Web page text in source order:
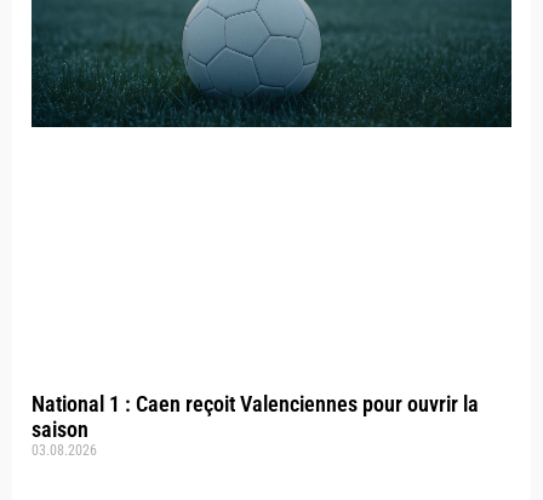
National 1 : Caen reçoit Valenciennes pour ouvrir la
saison
03.08.2026